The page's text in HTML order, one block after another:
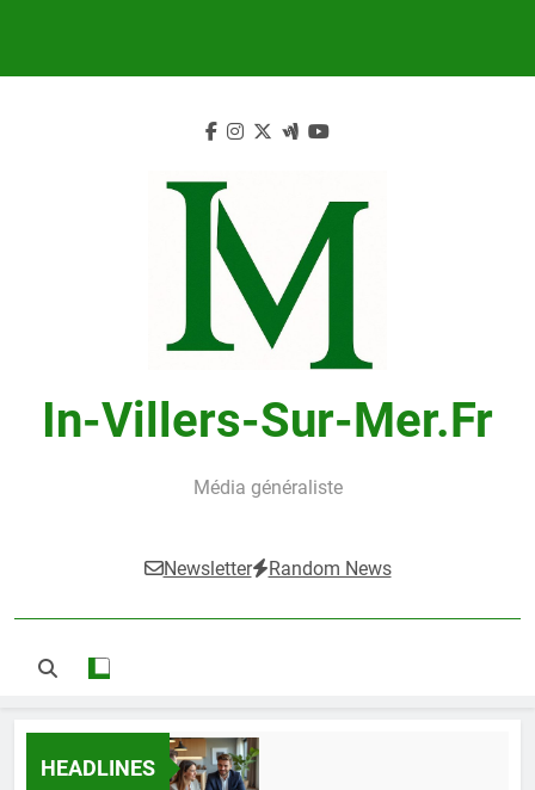
In-Villers-Sur-Mer.fr
Média généraliste
Newsletter Random News
HEADLINES